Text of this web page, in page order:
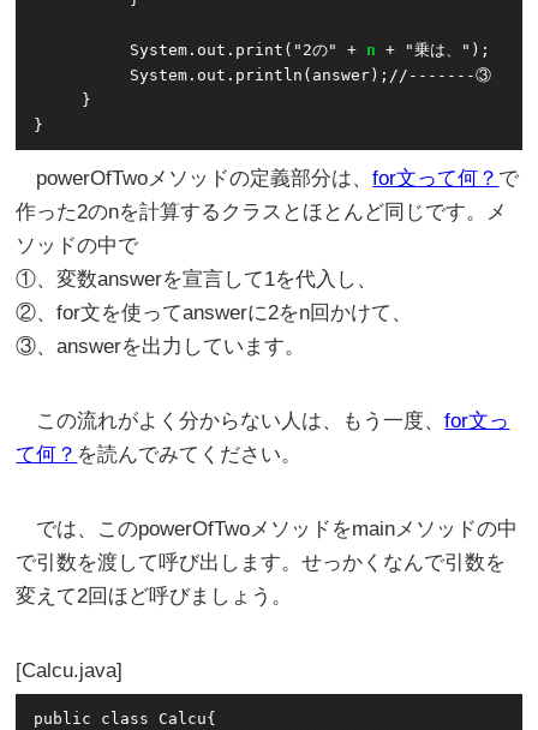
          System.out.print("2の" +
n + "乗は、");
          System.out.println(answer);//-------③
     }
}
powerOfTwoメソッドの定義部分は、for文って何？ で
作った2のnを計算するクラスとほとんど同じです。メ
ソッドの中で
①、変数answerを宣言して1を代入し、
②、for文を使ってanswerに2をn回かけて、
③、answerを出力しています。
この流れがよく分からない人は、もう一度、for文っ
て何？ を読んでみてください。
では、このpowerOfTwoメソッドをmainメソッドの中
で引数を渡して呼び出します。せっかくなんで引数を
変えて2回ほど呼びましょう。
Calcu.java
public class Calcu{